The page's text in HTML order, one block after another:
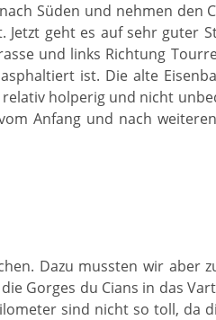
Süden und nehmen den
geht es auf sehr guter
und links Richtung
ist. Die alte
holperig und nicht
Anfang und nach
Dazu mussten wir aber
Gorges du Cians in das
sind nicht so toll, da